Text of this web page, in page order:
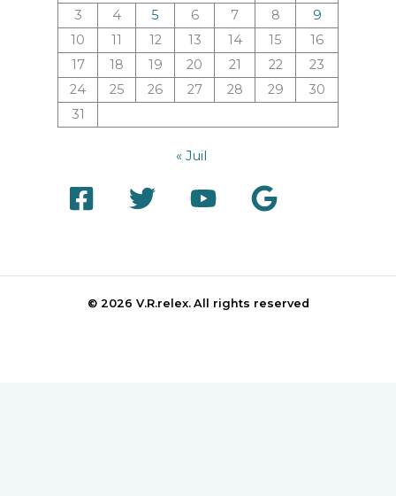
3
4 5 6 7 8
9
10
11 12 13 14 15
16
17
18 19 20 21 22
23
24
25 26 27 28 29
30
31
« Juil
© 2026 V.R.relex. All rights reserved